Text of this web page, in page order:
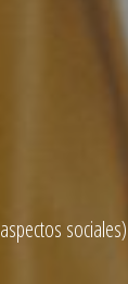
sociales)